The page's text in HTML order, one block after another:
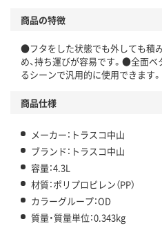
商品の特徴
●フタをした状態でも外しても積
め、持ち運びが容易です。●全面
るシーンで汎用的に使用できます。
商品仕様
メーカー：トラスコ中山
ブランド：トラスコ中山
容量：4.3L
材質：ポリプロピレン（PP）
カラーグループ：OD
質量・質量単位：0.343kg